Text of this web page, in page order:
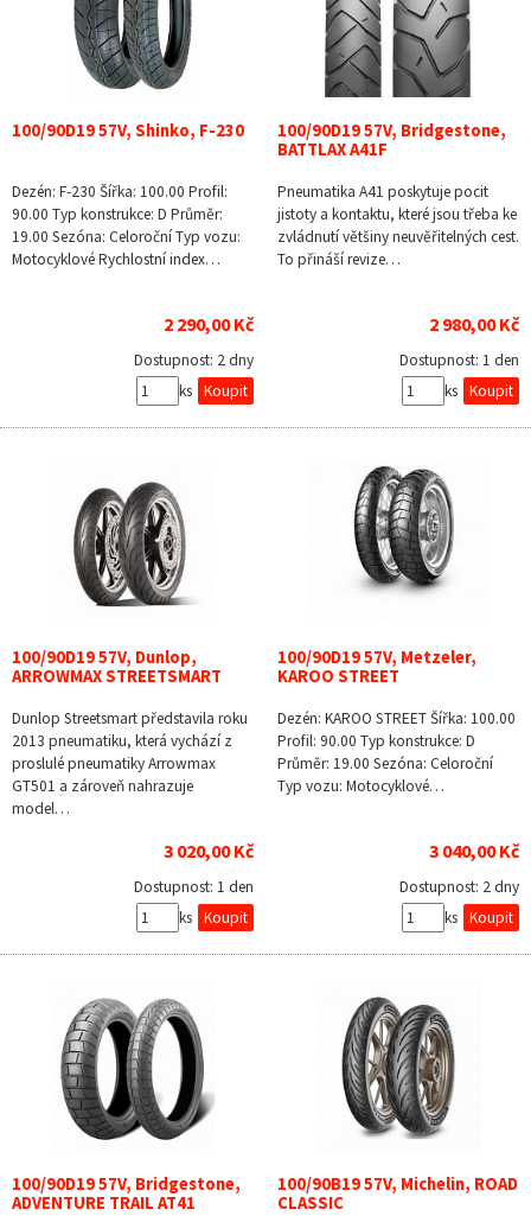
100/90D19 57V, Shinko, F-230
Dezén: F-230 Šířka: 100.00 Profil:
90.00 Typ konstrukce: D Průměr:
19.00 Sezóna: Celoroční Typ vozu:
Motocyklové Rychlostní index…
2 290,00 Kč
Dostupnost: 2 dny
ks
100/90D19 57V, Bridgestone,
BATTLAX A41F
Pneumatika A41 poskytuje pocit
jistoty a kontaktu, které jsou třeba ke
zvládnutí většiny neuvěřitelných cest.
To přináší revize…
2 980,00 Kč
Dostupnost: 1 den
ks
100/90D19 57V, Dunlop,
ARROWMAX STREETSMART
Dunlop Streetsmart představila roku
2013 pneumatiku, která vychází z
proslulé pneumatiky Arrowmax
GT501 a zároveň nahrazuje
model…
3 020,00 Kč
Dostupnost: 1 den
ks
100/90D19 57V, Metzeler,
KAROO STREET
Dezén: KAROO STREET Šířka: 100.00
Profil: 90.00 Typ konstrukce: D
Průměr: 19.00 Sezóna: Celoroční
Typ vozu: Motocyklové…
3 040,00 Kč
Dostupnost: 2 dny
ks
100/90D19 57V, Bridgestone,
ADVENTURE TRAIL AT41
100/90B19 57V, Michelin, ROAD
CLASSIC